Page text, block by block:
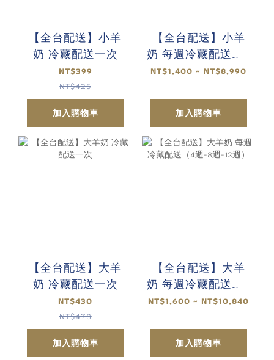
【全台配送】小羊
奶 冷藏配送一次
NT$399
NT$425
加入購物車
【全台配送】小羊
奶 每週冷藏配送（4
週-8週-12週）
NT$1,400 ~ NT$8,990
加入購物車
【全台配送】大羊
奶 冷藏配送一次
NT$430
NT$478
加入購物車
【全台配送】大羊
奶 每週冷藏配送（4
週-8週-12週）
NT$1,600 ~ NT$10,840
加入購物車